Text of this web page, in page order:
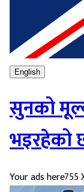
English
सुनको
भइरहेको
Your ads here755